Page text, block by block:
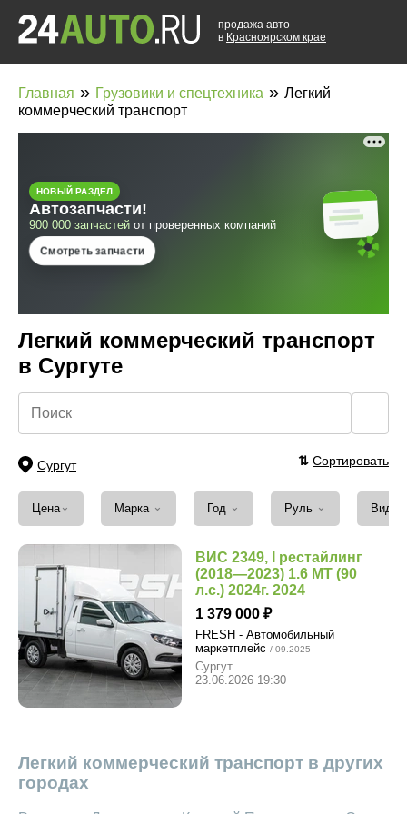
продажа авто
в Красноярском крае
Главная » Грузовики и спецтехника » Легкий
коммерческий транспорт
Легкий коммерческий транспорт
в Сургуте
Сургут ⇅ Сортировать
Цена ⌄ Марка ⌄ Год ⌄ Руль ⌄ Вид
ВИС 2349, I рестайлинг
(2018—2023) 1.6 MT (90
л.с.) 2024г. 2024
1 379 000
FRESH - Автомобильный
маркетплейс / 09.2025
Сургут
23.06.2026 19:30
Легкий коммерческий транспорт в других
городах